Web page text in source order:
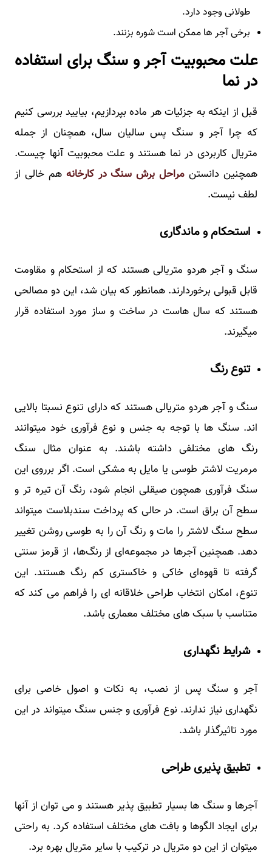
طولانی وجود دارد.
برخی آجر ها ممکن است شوره بزنند.
علت محبوبیت آجر و سنگ برای استفاده
در نما
قبل از اینکه به جزئیات هر ماده بپردازیم، بیایید بررسی کنیم
که چرا آجر و سنگ پس سالیان سال، همچنان از جمله
متریال کاربردی در نما هستند و علت محبوبیت آنها چیست.
همچنین دانستن مراحل برش سنگ در کارخانه هم خالی از
لطف نیست.
استحکام و ماندگاری
سنگ و آجر هردو متریالی هستند که از استحکام و مقاومت
قابل قبولی برخوردارند. همانطور که بیان شد، این دو مصالحی
هستند که سال هاست در ساخت و ساز مورد استفاده قرار
میگیرند.
تنوع رنگ
سنگ و آجر هردو متریالی هستند که دارای تنوع نسبتا بالایی
اند. سنگ ها با توجه به جنس و نوع فرآوری خود میتوانند
رنگ های مختلفی داشته باشند. به عنوان مثال سنگ
مرمریت لاشتر طوسی یا مایل به مشکی است. اگر برروی این
سنگ فرآوری همچون صیقلی انجام شود، رنگ آن تیره تر و
سطح آن براق است. در حالی که پرداخت سندبلاست میتواند
سطح سنگ لاشتر را مات و رنگ آن را به طوسی روشن تغییر
دهد. همچنین آجرها در مجموعه‌ای از رنگ‌ها، از قرمز سنتی
گرفته تا قهوه‌ای خاکی و خاکستری کم رنگ هستند. این
تنوع، امکان انتخاب طراحی خلاقانه ای را فراهم می کند که
متناسب با سبک های مختلف معماری باشد.
شرایط نگهداری
آجر و سنگ پس از نصب، به نکات و اصول خاصی برای
نگهداری نیاز ندارند. نوع فرآوری و جنس سنگ میتواند در این
مورد تاثیرگذار باشد.
تطبیق پذیری طراحی
آجرها و سنگ ها بسیار تطبیق پذیر هستند و می توان از آنها
برای ایجاد الگوها و بافت های مختلف استفاده کرد. به راحتی
میتوان از این دو متریال در ترکیب با سایر متریال بهره برد.